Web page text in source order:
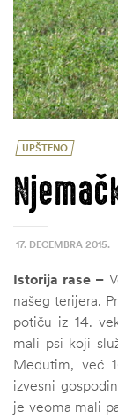
UPŠTENO
17. DECEMBRA 2015.
Istorija rase –
našeg terijera.
potiču iz 14.
mali psi koji
Međutim, već
izvesni
je veoma mali